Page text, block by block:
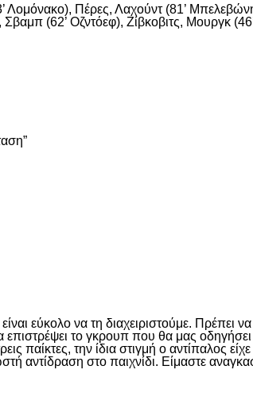
Πέρες, Λαχούντ (81’
(62’ Οζντόεφ), Ζίβκοβιτς, Μουργκ
εύκολο να τη διαχειριστούμε. Πρέπει
επιστρέψει το γκρουπ που θα μας
παίκτες, την ίδια στιγμή ο αντίπαλος
αντίδραση στο παιχνίδι. Είμαστε